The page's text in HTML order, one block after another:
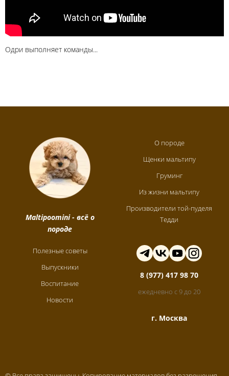
Одри выполняет команды...
Maltipoomini- всё о
породе
О породе
Щенки мальтипу
Груминг
Из жизни мальтипу
Производители той-пуделя
Тедди
Полезные советы
Выпускники
Воспитание
Новости
8 (977) 417 98 70
ежедневно с 9 до 20
г. Москва